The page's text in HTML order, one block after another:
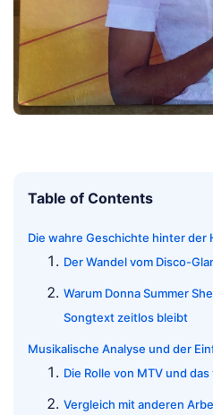
Table of Contents
Die wahre Geschichte hinter der
Der Wandel vom Disco-
Warum Donna Summer
Songtext zeitlos bleibt
Musikalische Analyse und der
Die Rolle von MTV und
Vergleich mit anderen